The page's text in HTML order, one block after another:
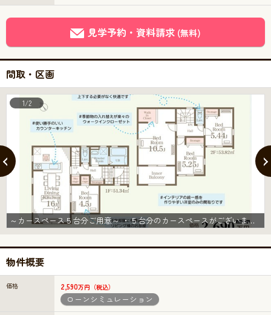
見学予約・資料請求 (無料)
間取・区画
～カースペース５台分ご用意～ ・５台分のカースペースがございますので、車通勤の方やご来客の多い方にもお勧めのお住まいです。 ・余裕の敷地で余裕の新生活をお過ごしいただけます。
1/2
物件概要
価格 2,590万円（税込）
ローンシミュレーション